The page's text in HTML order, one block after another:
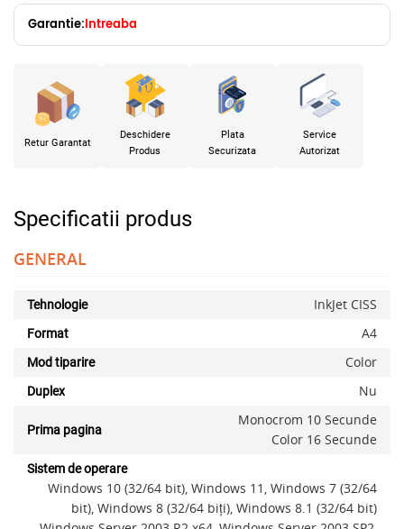
Garantie:Intreaba
Retur Garantat
Deschidere
Produs
Plata
Securizata
Service
Autorizat
Specificatii produs
GENERAL
Tehnologie InkJet CISS
Format A4
Mod tiparire Color
Duplex Nu
Prima pagina
Monocrom 10 Secunde
Color 16 Secunde
Sistem de operare
Windows 10 (32/64 bit), Windows 11, Windows 7 (32/64
bit), Windows 8 (32/64 biţi), Windows 8.1 (32/64 bit)